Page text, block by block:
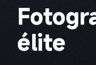
élite